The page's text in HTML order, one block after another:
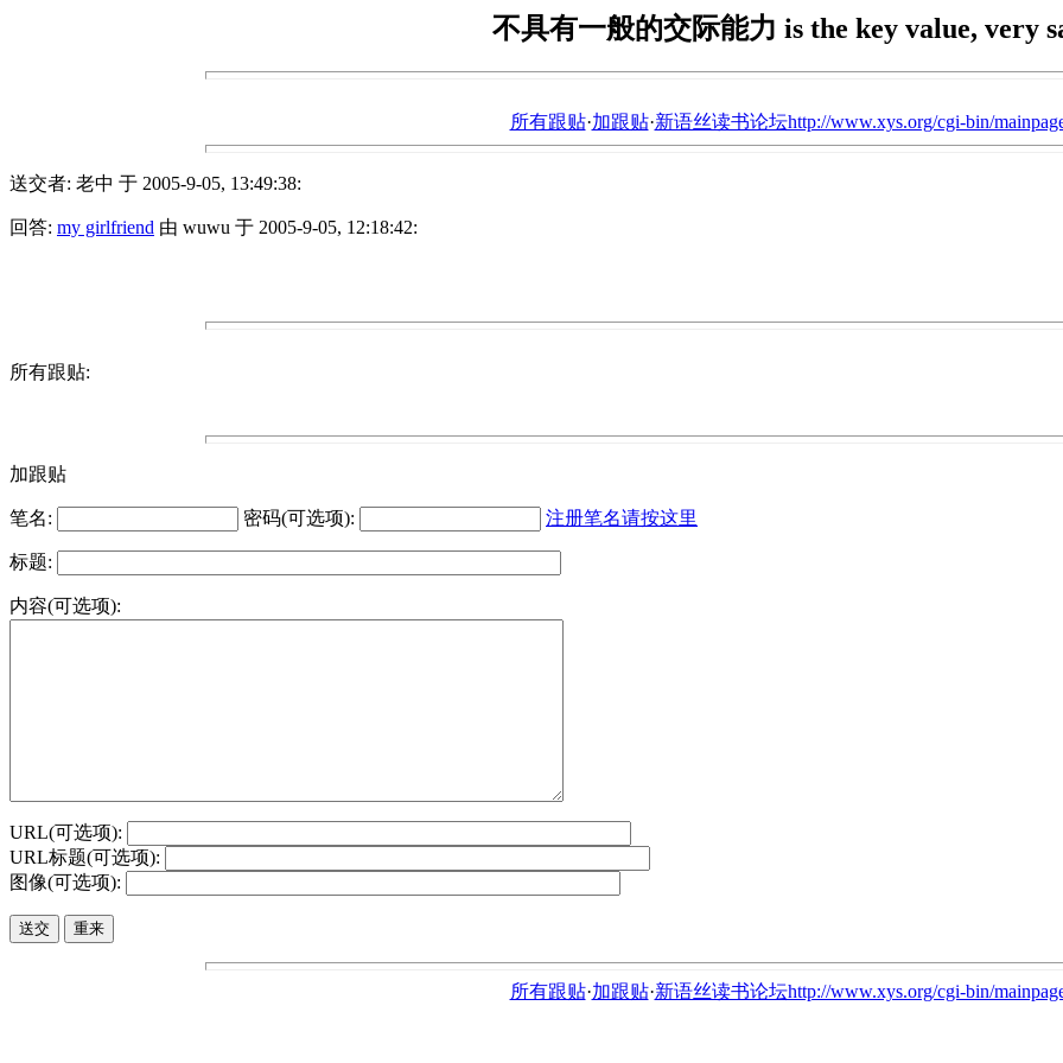
不具有一般的交际能力 is the key value, very
所有跟贴·加跟贴·新语丝读书论坛http://www.xys.org/cgi-bin/
送交者: 老中 于 2005-9-05, 13:49:38:
回答: my girlfriend 由 wuwu 于 2005-9-05, 12:18:42:
所有跟贴:
加跟贴
笔名: 密码(可选项): 注册笔名请按这里
标题:
内容(可选项):
URL(可选项):
URL标题(可选项):
图像(可选项):
所有跟贴·加跟贴·新语丝读书论坛http://www.xys.org/cgi-bin/